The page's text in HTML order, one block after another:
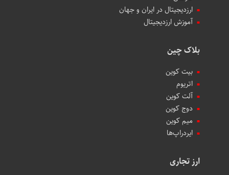
ارزدیجیتال در ایران و جهان
آموزش ارزدیجیتال
بلاک چین
بیت کوین
اتریوم
آلت کوین
دوج کوین
میم کوین‌
ایردراپ‌ها
ارز تجاری